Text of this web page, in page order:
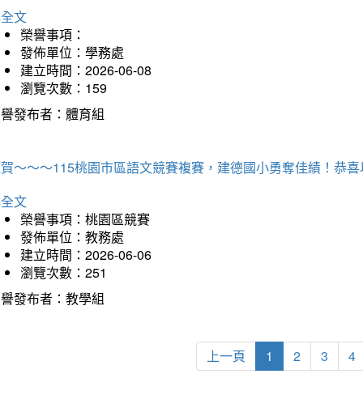
文
榮譽事項：
發佈單位：學務處
建立時間：2026-06-08
瀏覽次數：159
發布者：體育組
～～～115桃園市區語文競賽複賽，建德國小勇奪佳績！恭
文
榮譽事項：桃園區競賽
發佈單位：教務處
建立時間：2026-06-06
瀏覽次數：251
發布者：教學組
上一頁 1 2 3 4